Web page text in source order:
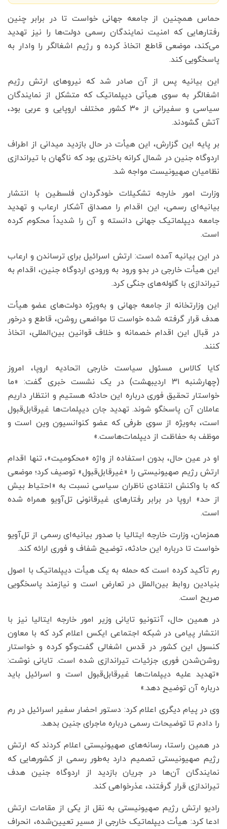
حماس همچنین از جامعه جهانی خواست تا در برابر چنین
رفتارهایی که امنیت نمایندگان رسمی دولت‌ها را نیز تهدید
می‌کند، موضعی قاطع اتخاذ کرده و رژیم اشغالگر را وادار به
پاسخگویی کند.
این بیانیه پس از آن صادر شد که نیروهای ارتش رژیم
اشغالگر به سوی هیأتی دیپلماتیک که متشکل از نمایندگان
سیاسی و سفیرانی از ۳۰ کشور مختلف اروپایی و عربی بود،
آتش گشودند.
بر پایه این گزارش، این هیأت در حال بازدید میدانی از اطراف
اردوگاه جنین در شمال کرانه باختری بود که ناگهان با تیراندازی
نظامیان صهیونیست مواجه شد.
وزارت امور خارجه تشکیلات خودگردان فلسطین با انتشار
بیانیه‌ای رسمی، این اقدام را مصداق آشکار ارعاب و تهدید
جامعه دیپلماتیک جهانی دانسته و آن را شدیداً محکوم کرده
است.
در این بیانیه آمده است: ارتش اسرائیل برای ترساندن و ارعاب
این هیأت خارجی در بدو ورود به ورودی اردوگاه جنین، اقدام به
تیراندازی با گلوله‌های جنگی کرد.
این وزارتخانه از جامعه جهانی و به‌ویژه دولت‌های عضو هیأت
هدف قرار گرفته شده خواست تا مواضعی روشن، قاطع و درخور
در قبال این اقدام خصمانه و خلاف قوانین بین‌المللی، اتخاذ
کنند.
کایا کالاس مسئول سیاست خارجی اتحادیه اروپا، امروز
(چهارشنبه ۳۱ اردیبهشت) در یک نشست خبری گفت: «ما
خواستار تحقیق فوری درباره این حادثه هستیم و انتظار داریم
عاملان آن پاسخگو شوند. تهدید جان دیپلمات‌ها غیرقابل‌قبول
است، به‌ویژه از سوی طرفی که عضو کنوانسیون وین است و
موظف به حفاظت از دیپلمات‌هاست.»
او در عین حال، بدون استفاده از واژه «محکومیت»، تنها اقدام
ارتش رژیم صهیونیستی را «غیرقابل‌قبول» توصیف کرد؛ موضعی
که با واکنش انتقادی ناظران سیاسی نسبت به «احتیاط بیش
از حد» اروپا در برابر رفتارهای غیرقانونی تل‌آویو همراه شده
است.
همزمان، وزارت خارجه ایتالیا با صدور بیانیه‌ای رسمی از تل‌آویو
خواست تا درباره این حادثه، توضیح شفاف و فوری ارائه کند.
رم تأکید کرده است که حمله به یک هیأت دیپلماتیک با اصول
بنیادین روابط بین‌الملل در تعارض است و نیازمند پاسخگویی
صریح است.
در همین حال، آنتونیو تایانی وزیر امور خارجه ایتالیا نیز با
انتشار پیامی در شبکه اجتماعی ایکس اعلام کرد که با معاون
کنسول این کشور در قدس اشغالی گفت‌وگو کرده و خواستار
روشن‌شدن فوری جزئیات تیراندازی شده است. تایانی نوشت:
«تهدید علیه دیپلمات‌ها غیرقابل‌قبول است و اسرائیل باید
درباره آن توضیح دهد.»
وی در پیام دیگری اعلام کرد: دستور احضار سفیر اسرائیل در رم
را دادم تا توضیحات رسمی درباره ماجرای جنین بدهد.
در همین راستا، رسانه‌های صهیونیستی اعلام کردند که ارتش
رژیم صهیونیستی تصمیم دارد به‌طور رسمی از کشورهایی که
نمایندگان آن‌ها در جریان بازدید از اردوگاه جنین هدف
تیراندازی قرار گرفتند، عذرخواهی کند.
رادیو ارتش رژیم صهیونیستی به نقل از یکی از مقامات ارتش
ادعا کرد: هیأت دیپلماتیک خارجی از مسیر تعیین‌شده، انحراف